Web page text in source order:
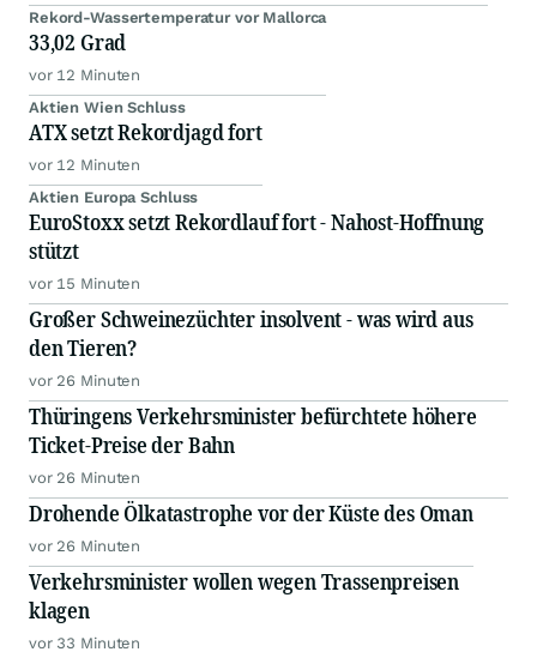
Rekord-Wassertemperatur vor Mallorca
33,02 Grad
vor 12 Minuten
Aktien Wien Schluss
ATX setzt Rekordjagd fort
vor 12 Minuten
Aktien Europa Schluss
EuroStoxx setzt Rekordlauf fort - Nahost-Hoffnung
stützt
vor 15 Minuten
Großer Schweinezüchter insolvent - was wird aus
den Tieren?
vor 26 Minuten
Thüringens Verkehrsminister befürchtete höhere
Ticket-Preise der Bahn
vor 26 Minuten
Drohende Ölkatastrophe vor der Küste des Oman
vor 26 Minuten
Verkehrsminister wollen wegen Trassenpreisen
klagen
vor 33 Minuten